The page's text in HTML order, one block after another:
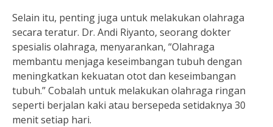
Selain itu, penting juga untuk melakukan olahraga
secara teratur. Dr. Andi Riyanto, seorang dokter
spesialis olahraga, menyarankan, “Olahraga
membantu menjaga keseimbangan tubuh dengan
meningkatkan kekuatan otot dan keseimbangan
tubuh.” Cobalah untuk melakukan olahraga ringan
seperti berjalan kaki atau bersepeda setidaknya 30
menit setiap hari.